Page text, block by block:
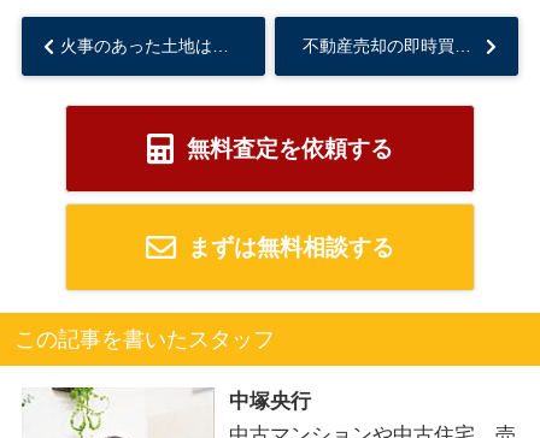
火事のあった土地はお祓いするべき？一般的な費用相場と注意点について解説... 不動産売却の即時買取とは？メリット・デメリットもご紹介！...
無料査定を依頼する
まずは無料相談する
この記事を書いたスタッフ
中塚央行